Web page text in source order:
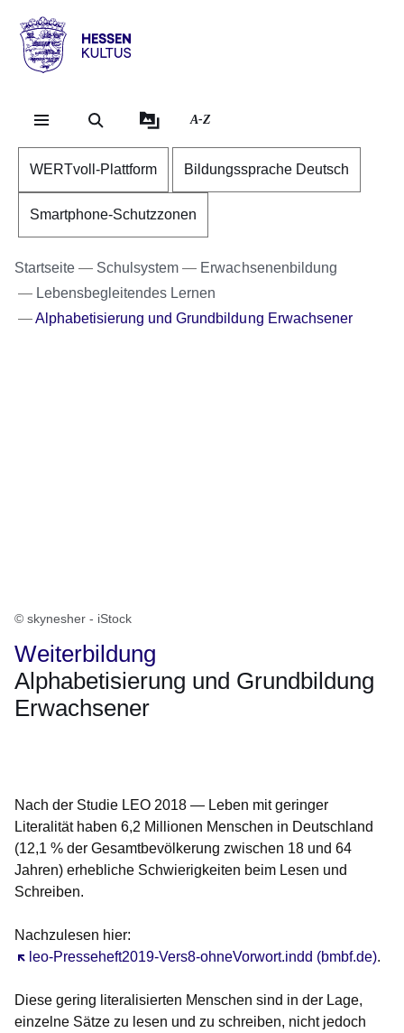
Hessen
Kultus
A-Z
WERTvoll-Plattform Bildungssprache Deutsch
Smartphone-Schutzzonen
Startseite Schulsystem
Erwachsenenbildung
Lebensbegleitendes Lernen
Alphabetisierung und Grundbildung Erwachsener
© skynesher - iStock
Weiterbildung
Alphabetisierung und Grundbildung
Erwachsener
Nach der Studie LEO 2018 — Leben mit geringer
Literalität haben 6,2 Millionen Menschen in Deutschland
(12,1 % der Gesamtbevölkerung zwischen 18 und 64
Jahren) erhebliche Schwierigkeiten beim Lesen und
Schreiben.
Nachzulesen hier:
leo-Presseheft2019-Vers8-ohneVorwort.indd (bmbf.de)
Öffnet sich in einem neuen Fenster .
Diese gering literalisierten Menschen sind in der Lage,
einzelne Sätze zu lesen und zu schreiben, nicht jedoch